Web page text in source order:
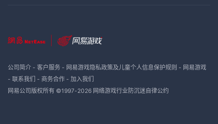
公司简介- 客户服务- 网易游戏隐私政策及儿童个人信息保护规则 - 网易游戏
- 联系我们 - 商务合作- 加入我们
网易公司版权所有 ©1997-2026 网络游戏行业防沉迷自律公约